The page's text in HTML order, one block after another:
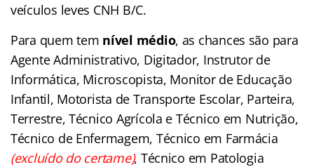
veículos leves CNH B/C.
Para quem tem nível médio, as chances são para
Agente Administrativo, Digitador, Instrutor de
Informática, Microscopista, Monitor de Educação
Infantil, Motorista de Transporte Escolar, Parteira,
Terrestre, Técnico Agrícola e Técnico em Nutrição,
Técnico de Enfermagem, Técnico em Farmácia
(excluído do certame), Técnico em Patologia